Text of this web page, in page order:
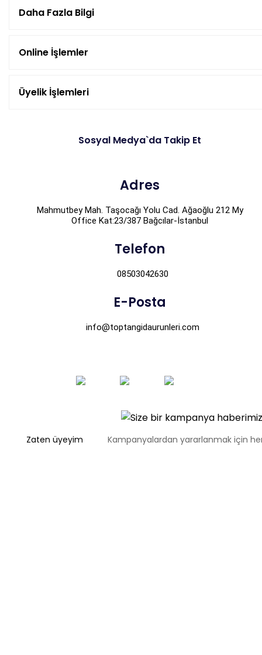
Daha Fazla Bilgi
Online İşlemler
Üyelik İşlemleri
Sosyal Medya`da Takip Et
Adres
Mahmutbey Mah. Taşocağı Yolu Cad. Ağaoğlu 212 My
Office Kat:23/387 Bağcılar-İstanbul
Telefon
08503042630
E-Posta
info@toptangidaurunleri.com
Kampanyalardan yararlanmak için
Zaten üyeyim